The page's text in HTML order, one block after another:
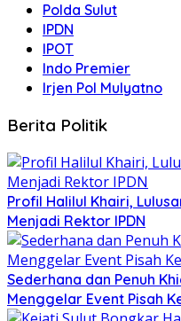
Polda Sulut
IPDN
IPOT
Indo Premier
Irjen Pol Mulyatno
Berita Politik
Profil Halilul Khairi,
Menjadi Rektor IPDN
Sederhana dan Penuh
Menggelar Event Pisah